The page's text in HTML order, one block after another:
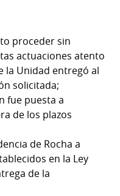
proceder sin
actuaciones atento
la Unidad entregó al
solicitada;
fue puesta a
de los plazos
de Rocha a
en la Ley
de la